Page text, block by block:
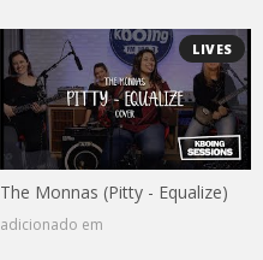
LIVES
The Monnas (Pitty - Equalize)
adicionado em